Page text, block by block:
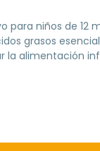
para niños de 12
grasos
la alimentación